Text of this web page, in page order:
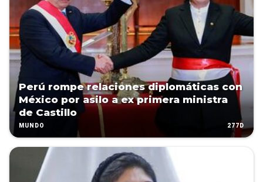
Perú rompe relaciones diplomáticas con
México por asilo a ex primera ministra
de Castillo
MUNDO 277D